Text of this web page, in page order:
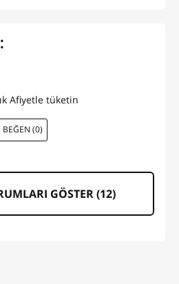
Afiyetle tüketin
BEĞEN (0)
GÖSTER (12)